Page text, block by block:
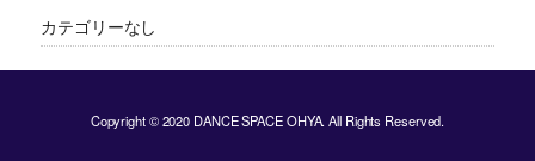
カテゴリーなし
Copyright © 2020 DANCE SPACE OHYA. All Rights Reserved.